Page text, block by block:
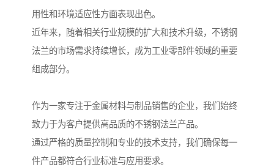
用性和环境适应性方面表现出色。
近年来，随着相关行业规模的扩大和技术升级，不锈钢
法兰的市场需求持续增长，成为工业零部件领域的重要
组成部分。
作为一家专注于金属材料与制品销售的企业，我们始终
致力于为客户提供高品质的不锈钢法兰产品。
通过严格的质量控制和专业的技术支持，我们确保每一
件产品都符合行业标准与应用要求。